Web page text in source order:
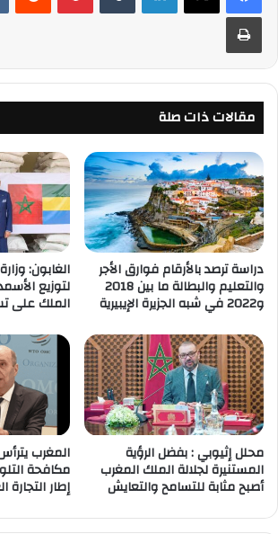
مقالات ذات صلة
دراسة ترصد بالأرقام فوارق الأجر
والتعليم والبطالة ما بين 2018
و2022 في شبه الجزيرة الإيبيرية
الغابون:
لتوزيع
الملك على
محلل إثيوبي : بفضل الرؤية
المستنيرة لجلالة الملك المغرب
أصبح مثابة للتسامح والتعايش
المغرب
مكافحة
إطار التجارة